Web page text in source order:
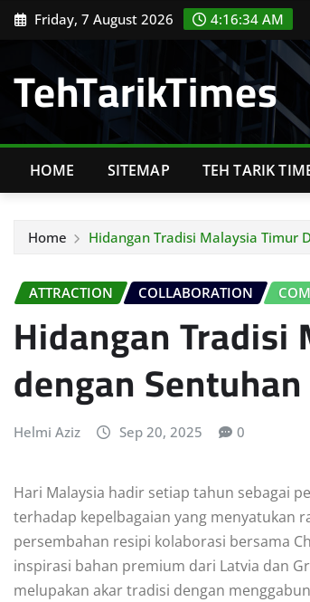
Skip Friday, 7 August 2026 4:16:35 AM
TehTarikTimes
HOME SITEMAP TEH TARIK
Home Hidangan Tradisi Malaysia Timur
ATTRACTION COLLABORATION
Hidangan
dengan
Helmi Aziz Sep 20, 2025 0
Hari Malaysia hadir setiap tahun sebagai
terhadap kepelbagaian yang menyatukan
persembahan resipi kolaborasi bersama
inspirasi bahan premium dari Latvia dan
melupakan akar tradisi dengan